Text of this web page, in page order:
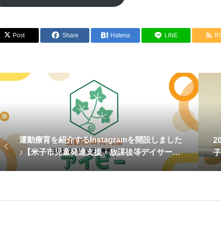
Post Share Hatena LINE
運動療育を紹介するInstagramを開設しました
♪【米子市児童発達支援・放課後等デイサービ